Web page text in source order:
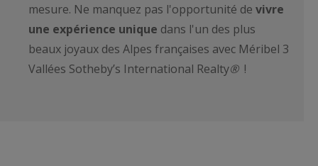
mesure. Ne manquez pas l'opportunité de vivre
une expérience unique dans l'un des plus
beaux joyaux des Alpes françaises avec Méribel 3
Vallées Sotheby’s International Realty®!